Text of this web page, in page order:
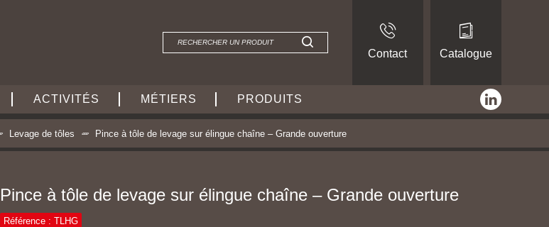
Contact Catalogue
ACTIVITÉS MÉTIERS PRODUITS linkedin
Levage de tôles Pince à tôle de levage sur élingue chaîne – Grande ouverture
Pince à tôle de levage sur élingue chaîne – Grande ouverture
Référence : TLHG